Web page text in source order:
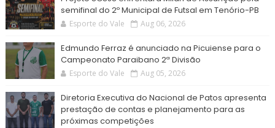
semifinal do 2º Municipal de Futsal em Tenório-PB
Esporte do Vale Aug 06, 2026
Edmundo Ferraz é anunciado na Picuiense para o
Campeonato Paraibano 2ª Divisão
Esporte do Vale Aug 05, 2026
Diretoria Executiva do Nacional de Patos apresenta
prestação de contas e planejamento para as
próximas competições